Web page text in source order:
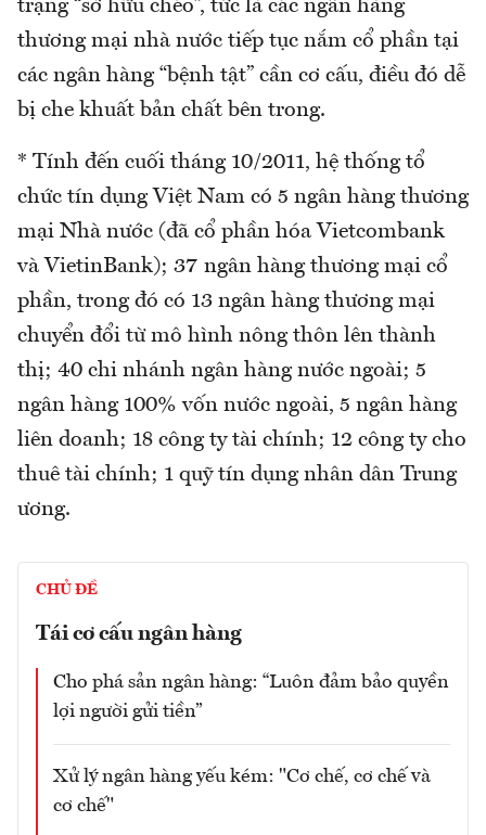
trạng “sở hữu chéo”, tức là các ngân hàng
thương mại nhà nước tiếp tục nắm cổ phần tại
các ngân hàng “bệnh tật” cần cơ cấu, điều đó dễ
bị che khuất bản chất bên trong.
* Tính đến cuối tháng 10/2011, hệ thống tổ
chức tín dụng Việt Nam có 5 ngân hàng thương
mại Nhà nước (đã cổ phần hóa Vietcombank
và VietinBank); 37 ngân hàng thương mại cổ
phần, trong đó có 13 ngân hàng thương mại
chuyển đổi từ mô hình nông thôn lên thành
thị; 40 chi nhánh ngân hàng nước ngoài; 5
ngân hàng 100% vốn nước ngoài, 5 ngân hàng
liên doanh; 18 công ty tài chính; 12 công ty cho
thuê tài chính; 1 quỹ tín dụng nhân dân Trung
ương.
CHỦ ĐỀ
Tái cơ cấu ngân hàng
Cho phá sản ngân hàng: “Luôn đảm bảo quyền
lợi người gửi tiền”
Xử lý ngân hàng yếu kém: "Cơ chế, cơ chế và
cơ chế"